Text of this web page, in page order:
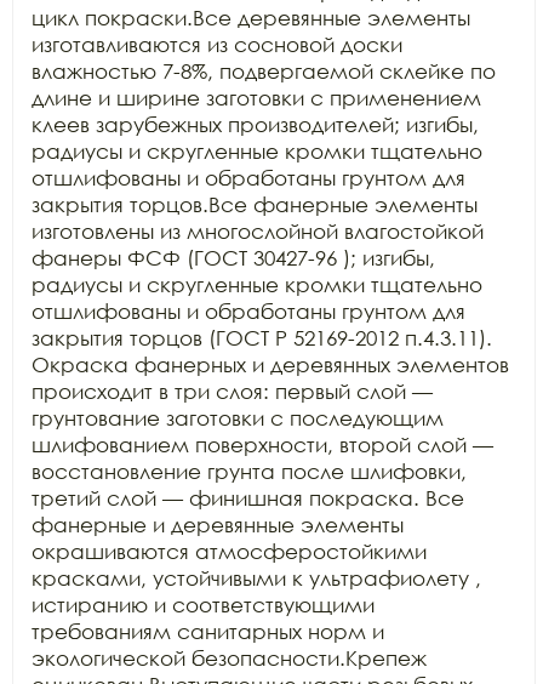
цикл покраски.Все деревянные элементы
изготавливаются из сосновой доски
влажностью 7-8%, подвергаемой склейке по
длине и ширине заготовки с применением
клеев зарубежных производителей; изгибы,
радиусы и скругленные кромки тщательно
отшлифованы и обработаны грунтом для
закрытия торцов.Все фанерные элементы
изготовлены из многослойной влагостойкой
фанеры ФСФ (ГОСТ 30427-96 ); изгибы,
радиусы и скругленные кромки тщательно
отшлифованы и обработаны грунтом для
закрытия торцов (ГОСТ Р 52169-2012 п.4.3.11).
Окраска фанерных и деревянных элементов
происходит в три слоя: первый слой —
грунтование заготовки с последующим
шлифованием поверхности, второй слой —
восстановление грунта после шлифовки,
третий слой — финишная покраска. Все
фанерные и деревянные элементы
окрашиваются атмосферостойкими
красками, устойчивыми к ультрафиолету ,
истиранию и соответствующими
требованиям санитарных норм и
экологической безопасности.Крепеж